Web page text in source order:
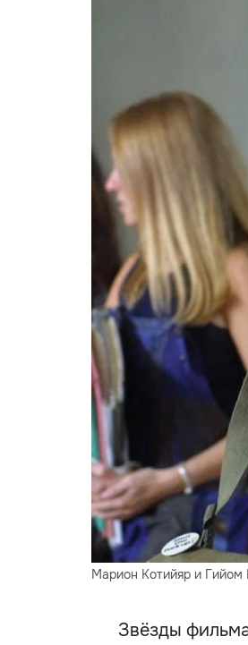
Марион Котийяр и
Звёзды